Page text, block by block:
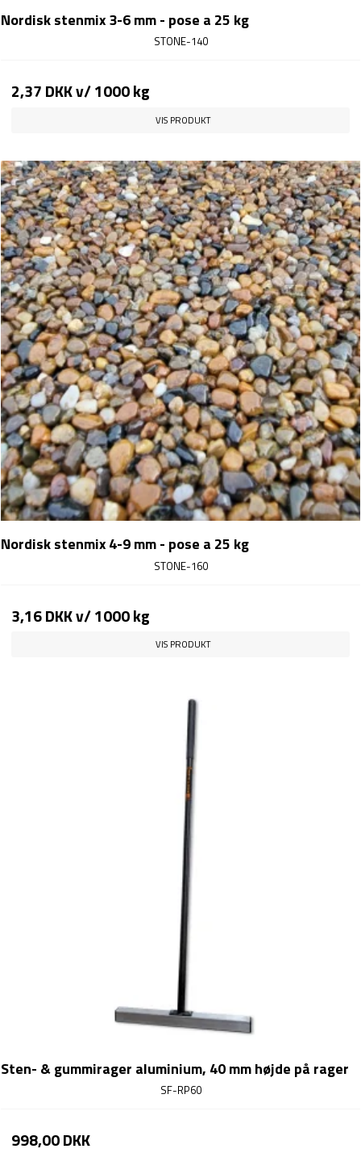
Nordisk stenmix 3-6 mm - pose a 25 kg
STONE-140
2,37 DKKv/ 1000 kg
VIS PRODUKT
Nordisk stenmix 4-9 mm - pose a 25 kg
STONE-160
3,16 DKKv/ 1000 kg
VIS PRODUKT
Sten- & gummirager aluminium, 40 mm højde på rager
SF-RP60
998,00 DKK